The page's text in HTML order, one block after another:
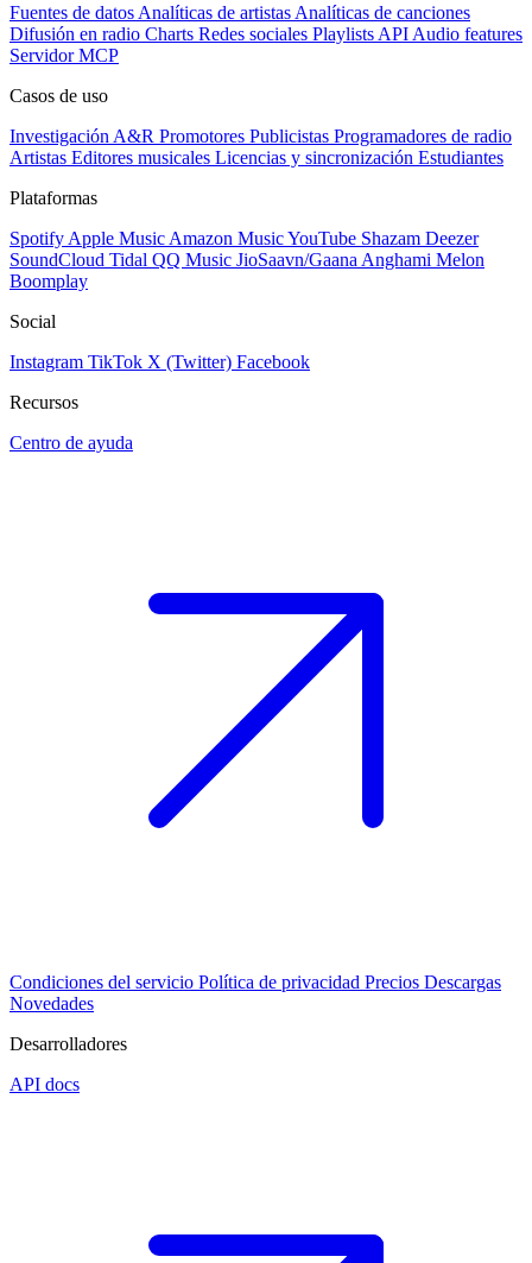
Fuentes de datos Analíticas de artistas Analíticas de canciones
Difusión en radio Charts Redes sociales Playlists API Audio features
Servidor MCP
Casos de uso
Investigación A&R Promotores Publicistas Programadores de radio
Artistas Editores musicales Licencias y sincronización Estudiantes
Plataformas
Spotify Apple Music Amazon MusicYouTube Shazam Deezer
SoundCloud Tidal QQ Music JioSaavn/Gaana Anghami Melon
Boomplay
Social
Instagram TikTok X (Twitter) Facebook
Recursos
Centro de ayuda
Condiciones del servicio Política de privacidad Precios Descargas
Novedades
Desarrolladores
API docs